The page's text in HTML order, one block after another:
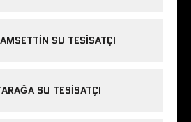
SU TESISATÇI
SU TESISATÇI